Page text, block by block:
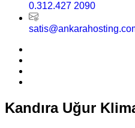
0.312.427 2090
Kandıra Uğur